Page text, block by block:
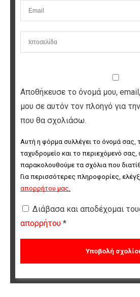
Αποθήκευσε το όνομά μου,
μου σε αυτόν τον πλοηγό για
που θα σχολιάσω.
Αυτή η φόρμα συλλέγει το όνομά σας,
ταχυδρομείο και το περιεχόμενό
παρακολουθούμε τα σχόλια που
Για περισσότερες πληροφορίες,
απορρήτου μας.
Διάβασα και αποδέχομαι
απορρήτου *